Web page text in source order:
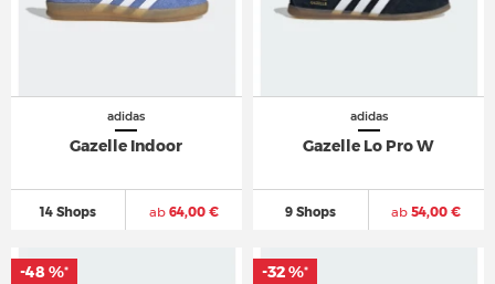
adidas
Gazelle Indoor
14 Shops ab64,00 €
adidas
Gazelle Lo Pro W
9 Shops ab 54,00 €
-48 %* -32 %*